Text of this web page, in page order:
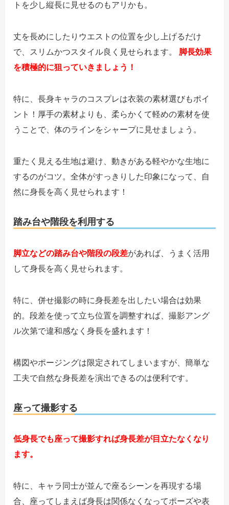
トを少し縦長に見せるのもアリかも。
丈を長めにしたりウエストの位置を少し上げるだけ
で、スリムかつスタイル良く見せられます。 脚長効果
を積極的に狙っていきましょう！
特に、長身キャラのコスプレは衣装の素材選びもポイ
ント！厚手の素材よりも、柔らかくて軽めの素材を使
うことで、体のラインをシャープに見せましょう。
重たく見える生地は避け、動きがある軽やかな生地に
するのがコツ。全体がすっきりした印象になって、自
然に身長を高く見せられます！
踏み台や階段を利用する
脚立などの踏み台や階段の段差があれば、うまく活用
して身長を高く見せられます。
特に、併せ撮影の時に身長差を出したい場合は効果
的。段差を使って立ち位置を調整すれば、撮影アング
ル次第で違和感なく身長を盛れます！
構図やポージングは限定されてしまいますが、簡単な
工夫で自然な身長差を演出できるのは便利です。
座って撮影する
低身長でも座って撮影すれば身長差が目立たなくなり
ます。
特に、キャラ同士が並んで座るシーンを再現する場
合、座ってしまえば身長は関係なくなってポーズや表